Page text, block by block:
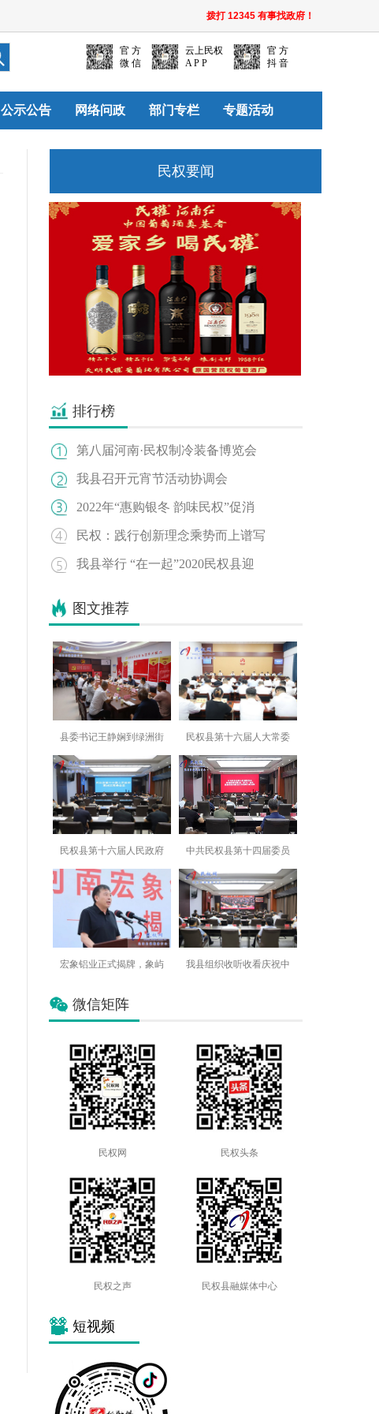
拨打 12345 有事找政府！
官 方
微 信
云上民权
A P P
官 方
抖 音
公示公告 网络问政 部门专栏 专题活动
民权要闻
排行榜
第八届河南·民权制冷装备博览会
我县召开元宵节活动协调会
2022年“惠购银冬 韵味民权”促消
民权：践行创新理念乘势而上谱写
我县举行 “在一起”2020民权县迎
图文推荐
县委书记王静娴到绿洲街 民权县第十六届人大常委
民权县第十六届人民政府 中共民权县第十四届委员
宏象铝业正式揭牌，象屿 我县组织收听收看庆祝中
微信矩阵
民权网 民权头条
民权之声 民权县融媒体中心
短视频